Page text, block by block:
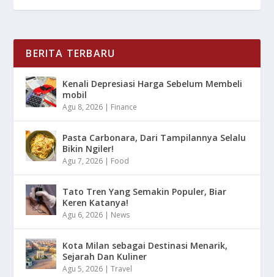
BERITA TERBARU
Kenali Depresiasi Harga Sebelum Membeli
mobil
Agu 8, 2026 | Finance
Pasta Carbonara, Dari Tampilannya Selalu
Bikin Ngiler!
Agu 7, 2026 | Food
Tato Tren Yang Semakin Populer, Biar
Keren Katanya!
Agu 6, 2026 | News
Kota Milan sebagai Destinasi Menarik,
Sejarah Dan Kuliner
Agu 5, 2026 |Travel